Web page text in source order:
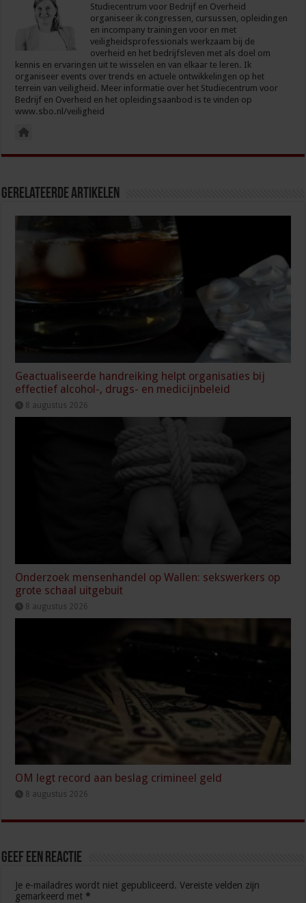
Studiecentrum voor Bedrijf en Overheid
organiseer ik congressen, cursussen, opleidingen
en incompany trainingen voor en met
veiligheidsprofessionals werkzaam bij de
overheid en het bedrijfsleven met als doel om
kennis en ervaringen uit te wisselen en van elkaar te leren. Ik
organiseer events over trends en actuele ontwikkelingen op het
terrein van veiligheid. Meer informatie over het Studiecentrum voor
Bedrijf en Overheid en het opleidingsaanbod is te vinden op
www.sbo.nl/veiligheid
Gerelateerde Artikelen
Geactualiseerde handreiking helpt organisaties bij
effectief alcohol-, drugs- en medicijnbeleid
8 augustus 2026
Onderzoek mensenhandel op Wallen: sekswerkers op
grote schaal uitgebuit
8 augustus 2026
OM legt record aan beslag crimineel geld
8 augustus 2026
Geef een reactie
Je e-mailadres wordt niet gepubliceerd. Vereiste velden zijn
gemarkeerd met *